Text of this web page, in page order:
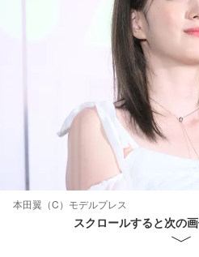
本田翼（C）モデルプレス
スクロールすると次の